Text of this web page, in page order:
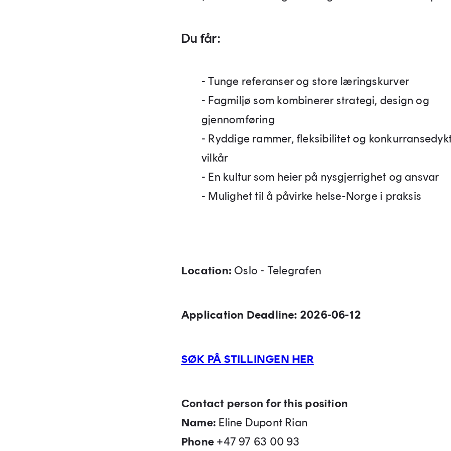
Du får:
- Tunge referanser og store læringskurver
- Fagmiljø som kombinerer strategi, design og
gjennomføring
- Ryddige rammer, fleksibilitet og
vilkår
- En kultur som heier på nysgjerrighet og ansvar
- Mulighet til å påvirke helse-Norge i praksis
Location: Oslo - Telegrafen
Application Deadline: 2026-06-12
SØK PÅ STILLINGEN HER
Contact person for this position
Name: Eline Dupont Rian
Phone +47 97 63 00 93